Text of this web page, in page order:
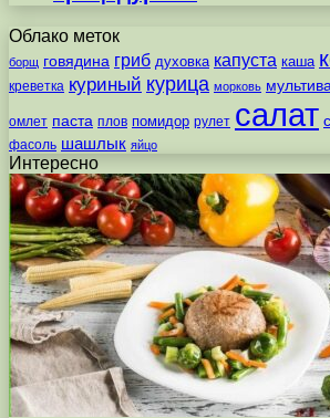
Облако меток
борщ говядина гриб духовка капуста каша
креветка куриный курица морковь
омлет паста плов помидор рулет салат
фасоль шашлык яйцо
Интересно